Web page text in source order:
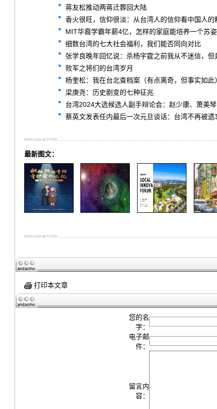
蒋友松推动两蒋迁葬回大陆
香火很旺，信仰很淡：从台湾人的信仰看中国人的
MIT华裔学霸年薪4亿，怎样的家庭能培养一个苏
细数台湾的七大社会福利，我们能否同向对比
张学良晚年回忆说：杀杨宇霆之前我从不迷信，但
败军之将们的台湾岁月
杨奎松：我在台北查档案（有点离奇，但事实如此
梁庚尧：历史剧变的七种征兆
台湾2024大选候选人副手辩论会：赵少康、萧美
蔡英文发表任内最后一次元旦谈话：台湾不再被遗
最新图文：
打印本文章
您的名
字：
电子邮
件：
留言内
容：